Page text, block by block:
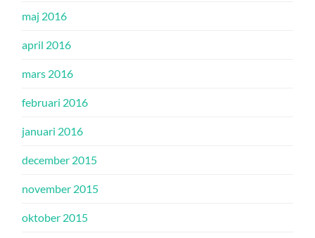
maj 2016
april 2016
mars 2016
februari 2016
januari 2016
december 2015
november 2015
oktober 2015